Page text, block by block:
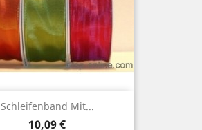
Schleifenband Mit...
Preis
10,09 €